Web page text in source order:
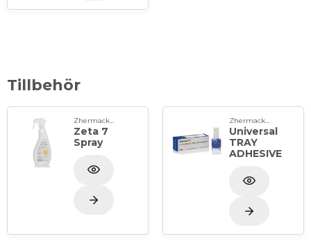
Tillbehör
Zeta 7
Spray
Universal
TRAY
ADHESIVE